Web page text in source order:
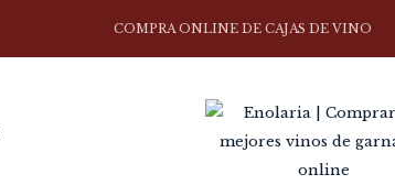
COMPRA ONLINE DE CAJAS DE VINO